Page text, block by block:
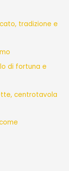
tradizione e
di fortuna e
centrotavola